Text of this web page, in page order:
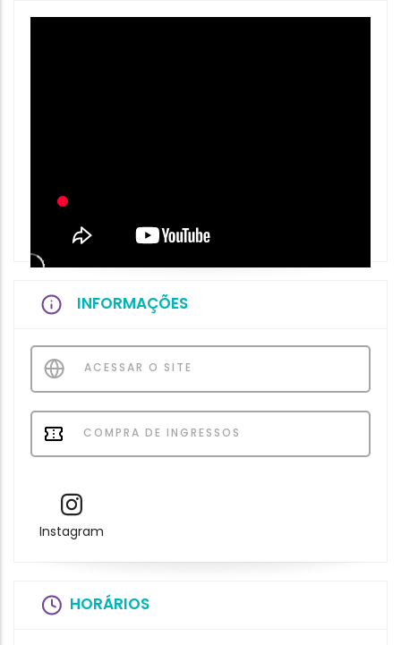
INFORMAÇÕES
ACESSAR O SITE
COMPRA DE INGRESSOS
Instagram
HORÁRIOS